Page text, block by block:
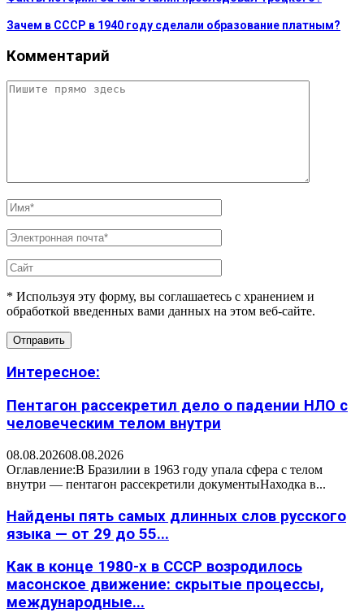
Зачем в СССР в 1940 году сделали образование платным?
Комментарий
* Используя эту форму, вы соглашаетесь с хранением и
обработкой введенных вами данных на этом веб-сайте.
Интересное:
Пентагон рассекретил дело о падении НЛО с
человеческим телом внутри
08.08.202608.08.2026
Оглавление:В Бразилии в 1963 году упала сфера с телом
внутри — пентагон рассекретили документыНаходка в...
Найдены пять самых длинных слов русского
языка — от 29 до 55...
Как в конце 1980-х в СССР возродилось
масонское движение: скрытые процессы,
международные...